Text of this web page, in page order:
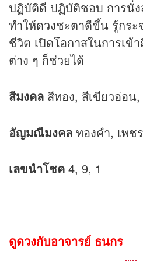
ปฏิบัติดี ปฏิบัติชอบ การนั่ง
ทำให้ดวงชะตาดีขึ้น รู้กระ
ชีวิต เปิดโอกาสในการเข้
ต่าง ๆ ก็ช่วยได้
สีมงคล สีทอง, สีเขียวอ่อน,
อัญมณีมงคล ทองคำ, เพชร
เลขนำโชค 4, 9, 1
ดูดวงกับอาจารย์ ธนกร